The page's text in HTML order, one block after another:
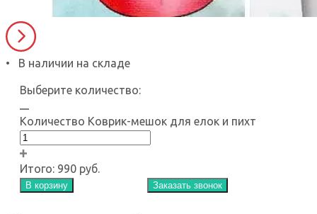
• В наличии на складе
Выберите количество:
Количество Коврик-мешок для елок и пихт
Итого: 990 руб.
В корзину Заказать звонок